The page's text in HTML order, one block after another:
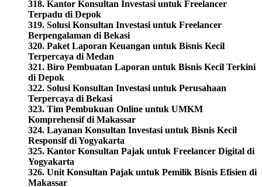
318. Kantor Konsultan Investasi untuk Freelancer
Terpadu di Depok
319. Solusi Konsultan Investasi untuk Freelancer
Berpengalaman di Bekasi
320. Paket Laporan Keuangan untuk Bisnis Kecil
Terpercaya di Medan
321. Biro Pembuatan Laporan untuk Bisnis Kecil Terkini
di Depok
322. Solusi Konsultan Investasi untuk Perusahaan
Terpercaya di Bekasi
323. Tim Pembukuan Online untuk UMKM
Komprehensif di Makassar
324. Layanan Konsultan Investasi untuk Bisnis Kecil
Responsif di Yogyakarta
325. Kantor Konsultan Pajak untuk Freelancer Digital di
Yogyakarta
326. Unit Konsultan Pajak untuk Pemilik Bisnis Efisien di
Makassar